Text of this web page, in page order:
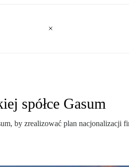
spółce Gasum
by zrealizować plan nacjonalizacji